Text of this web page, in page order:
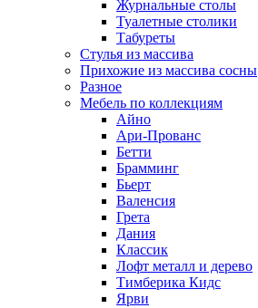
Журнальные столы
Туалетные столики
Табуреты
Стулья из массива
Прихожие из массива сосны
Разное
Мебель по коллекциям
Айно
Ари-Прованс
Бетти
Брамминг
Бьерт
Валенсия
Грета
Дания
Классик
Лофт металл и дерево
Тимберика Кидс
Ярви